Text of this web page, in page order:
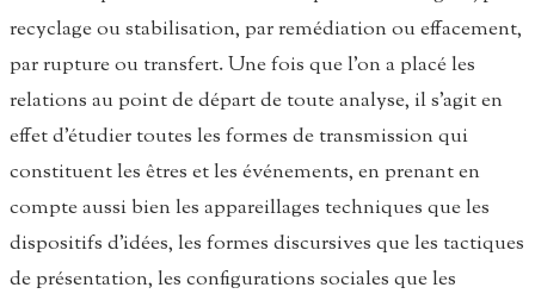
recyclage ou stabilisation, par remédiation ou effacement,
par rupture ou transfert. Une fois que l’on a placé les
relations au point de départ de toute analyse, il s’agit en
effet d’étudier toutes les formes de transmission qui
constituent les êtres et les événements, en prenant en
compte aussi bien les appareillages techniques que les
dispositifs d’idées, les formes discursives que les tactiques
de présentation, les configurations sociales que les